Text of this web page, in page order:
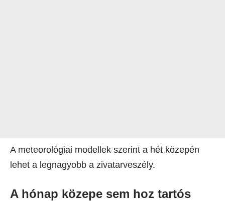
A meteorológiai modellek szerint a hét közepén
lehet a legnagyobb a zivatarveszély.
A hónap közepe sem hoz tartós